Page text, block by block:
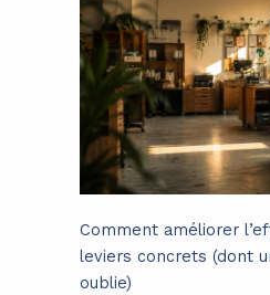
Comment améliorer
leviers concrets (dont
oublie)